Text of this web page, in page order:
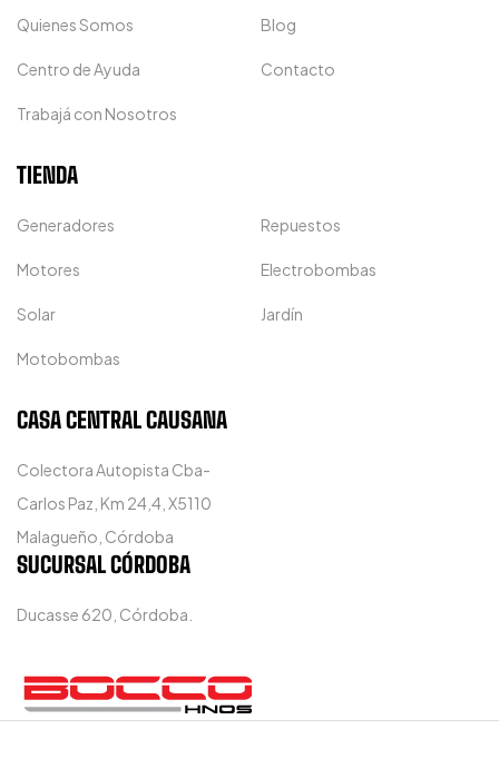
Quienes Somos Blog
Centro de Ayuda Contacto
Trabajá con Nosotros
TIENDA
Generadores Repuestos
Motores Electrobombas
Solar Jardín
Motobombas
CASA CENTRAL CAUSANA
Colectora Autopista Cba-
Carlos Paz, Km 24,4, X5110
Malagueño, Córdoba
SUCURSAL CÓRDOBA
Ducasse 620, Córdoba.